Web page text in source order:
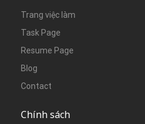
Trang việc làm
Task Page
Resume Page
Blog
Contact
Chính sách